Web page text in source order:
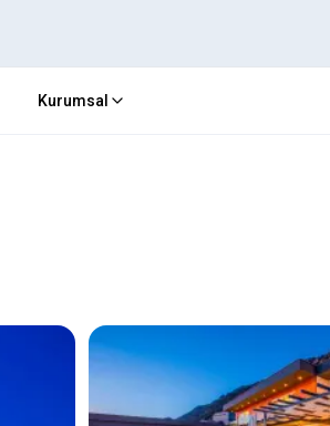
Kurumsal